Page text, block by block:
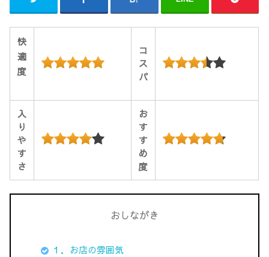
快
適
度
コ
ス
パ
入
り
や
す
さ
お
す
す
め
度
おしながき
１．お店の雰囲気